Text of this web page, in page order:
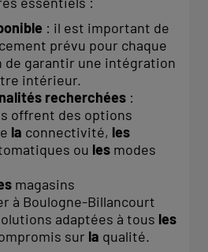
: il est important de
prévu pour chaque
de garantir une intégration
intérieur.
recherchées :
offrent des options
la connectivité, les
ou les modes
magasins
à Boulogne-Billancourt
adaptées à tous les
sur la qualité.